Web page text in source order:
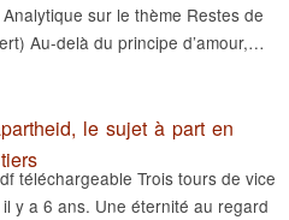
Analytique sur le thème Restes de
Au-delà du principe d’amour,…
le sujet à part en
tiers
téléchargeable Trois tours de vice
il y a 6 ans. Une éternité au regard